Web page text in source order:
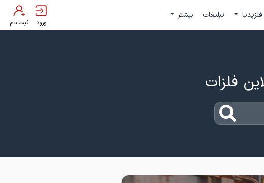
فلزپدیا تبلیغات بیشتر
ورود ثبت نام